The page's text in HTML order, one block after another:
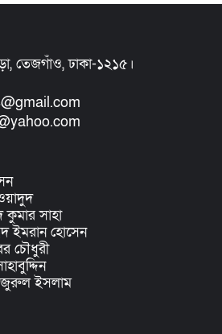
তেজগাঁও, ঢাকা-১২১৫।
কুমার সাহা
ইমরান হোসেন
চৌধুরী
ইসলাম